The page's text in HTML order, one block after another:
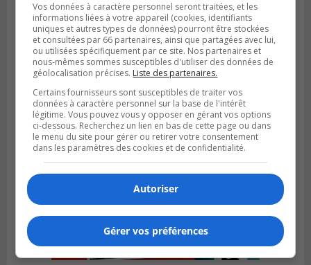
LONGUEUIL
Publié le 5 août 2026 à 08h38
Les Ducs s’inclinent 4‑3 face à ABC 16U
dans un match serré à Longueuil
Vos données à caractère personnel seront traitées, et les
informations liées à votre appareil (cookies, identifiants
uniques et autres types de données) pourront être stockées
et consultées par 66 partenaires, ainsi que partagées avec lui,
ou utilisées spécifiquement par ce site. Nos partenaires et
nous-mêmes sommes susceptibles d'utiliser des données de
géolocalisation précises. Liste des partenaires.
Certains fournisseurs sont susceptibles de traiter vos
données à caractère personnel sur la base de l'intérêt
légitime. Vous pouvez vous y opposer en gérant vos options
ci-dessous. Recherchez un lien en bas de cette page ou dans
le menu du site pour gérer ou retirer votre consentement
dans les paramètres des cookies et de confidentialité.
Autoriser
Gérer vos préférences